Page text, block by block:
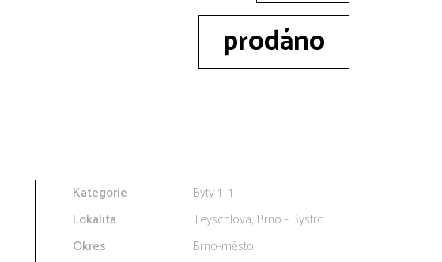
prodáno
Kategorie
Byty 1+1
Lokalita
Teyschlova, Brno - Bystrc
Okres
Brno-město